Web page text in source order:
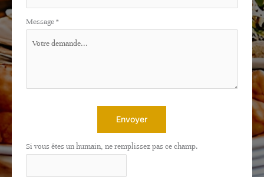
Message*
Envoyer
Si vous êtes un humain, ne remplissez pas ce champ.